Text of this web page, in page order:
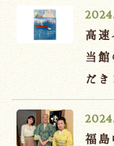
高
当
だき
福島
Tel.024-